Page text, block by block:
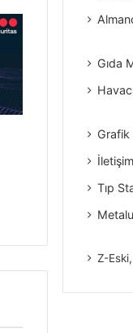
Gıda
Grafik
Tıp
Z-